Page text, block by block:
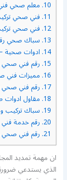
10. معلم صحي
11. فني صحي
12. فني صحي
13. سباك صحي
14. ادوات صحية
15. رقم فني صحي
16. مميزات فني
17. رقم فني صحي
18. مقاول ادوات
19. سباك تركيب
20. رقم خدمة
21. رقم فني صحي
ان مهمة تمديد
الذي يستدعي